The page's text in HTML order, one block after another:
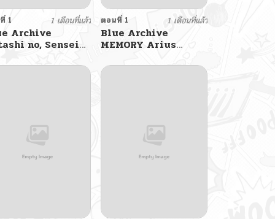
1 1 เดือนที่แล้ว
Archive
no, Sensei
ตอนที่ 1 1 เดือนที่แล้ว
Blue Archive
MEMORY Arius
yukinoko_ac